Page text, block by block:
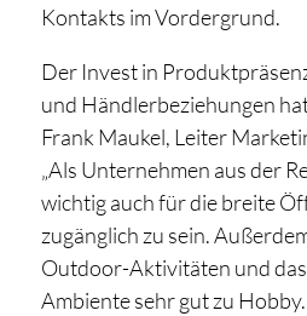
Kontakts im Vordergrund.
Der Invest in
und Händlerbeziehungen
Frank Maukel, Leiter
„Als Unternehmen aus der
wichtig auch für die breite
zugänglich zu sein.
Outdoor-Aktivitäten und
Ambiente sehr gut zu